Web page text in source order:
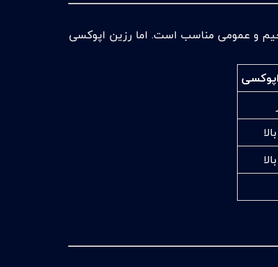
و عمومی مناسب است. اما رزین اپوکسی